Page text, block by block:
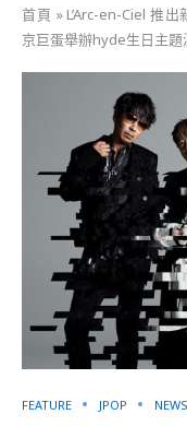
首頁 » L’Arc-en-Ciel 推
京巨蛋舉辦hyde生日主題
FEATURE JPOP NEWS